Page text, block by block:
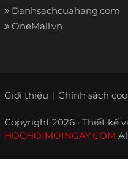
Danhsachcuahang.com
OneMall.vn
Giới thiệu Chính sách
Copyright 2026 · Thiết kế
HOCHOIMOINGAY.COM